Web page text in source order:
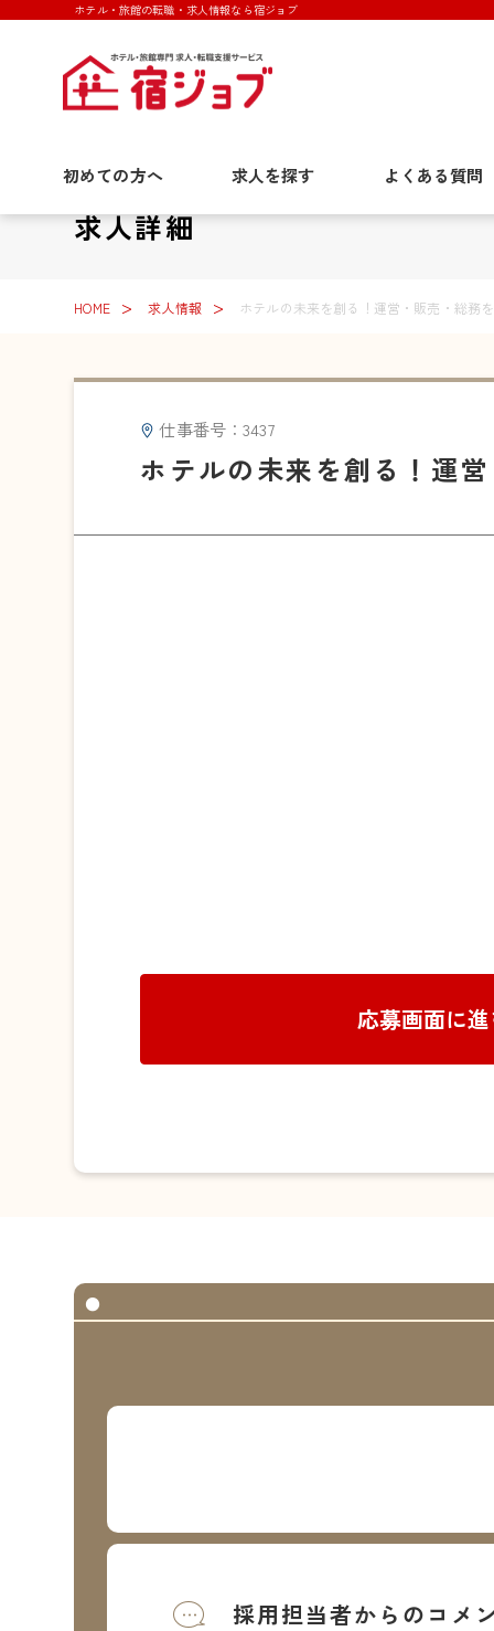
ホテル・旅館の転職・求人情報なら宿ジョブ
初めての方へ 求人を探す よくある質問
求人詳細
HOME 求人情報 ホテルの未来を創る！運営・販売・総務
仕事番号：3437
ホテルの未来を創る！運
応募画面に
採用担当者からのコメ